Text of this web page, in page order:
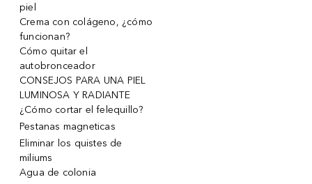
piel
Crema con colágeno, ¿cómo
funcionan?
Cómo quitar el
autobronceador
CONSEJOS PARA UNA PIEL
LUMINOSA Y RADIANTE
¿Cómo cortar el felequillo?
Pestanas magneticas
Eliminar los quistes de
miliums
Agua de colonia